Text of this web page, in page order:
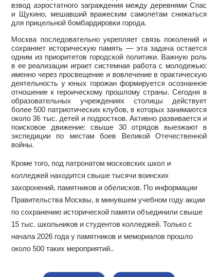
взвод аэростатного заграждения между деревнями Спас
и Щукино, мешавший вражеским самолетам снижаться
для прицельной бомбардировки города.
Москва последовательно укрепляет связь поколений и
сохраняет историческую память — эта задача остается
одним из приоритетов городской политики. Важную роль
в ее реализации играет системная работа с молодежью:
именно через просвещение и вовлечение в практическую
деятельность у юных горожан формируется осознанное
отношение к героическому прошлому страны. Сегодня в
образовательных учреждениях столицы действует
более 500 патриотических клубов, в которых занимаются
около 36 тыс. детей и подростков. Активно развивается и
поисковое движение: свыше 30 отрядов выезжают в
экспедиции по местам боев Великой Отечественной
войны.
Кроме того, под патронатом московских школ и
колледжей находится свыше тысячи воинских
захоронений, памятников и обелисков. По информации
Правительства Москвы, в минувшем учебном году акции
по сохранению исторической памяти объединили свыше
15 тыс. школьников и студентов колледжей. Только с
начала 2026 года у памятников и мемориалов прошло
около 500 таких мероприятий..